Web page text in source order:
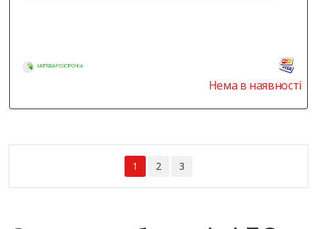
МИТТЄВА РОЗСТРОЧКА
Нема в наявності
1 2 3